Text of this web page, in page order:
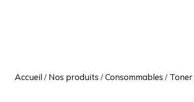
Accueil / Nos produits / Consommables / Toner